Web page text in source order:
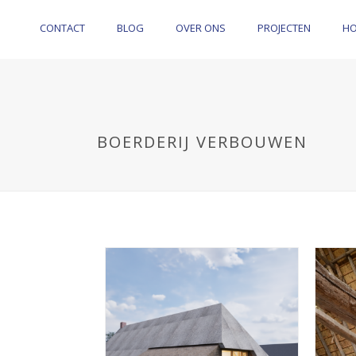
CONTACT BLOG OVER ONS PROJECTEN
BOERDERIJ VERBOUWEN